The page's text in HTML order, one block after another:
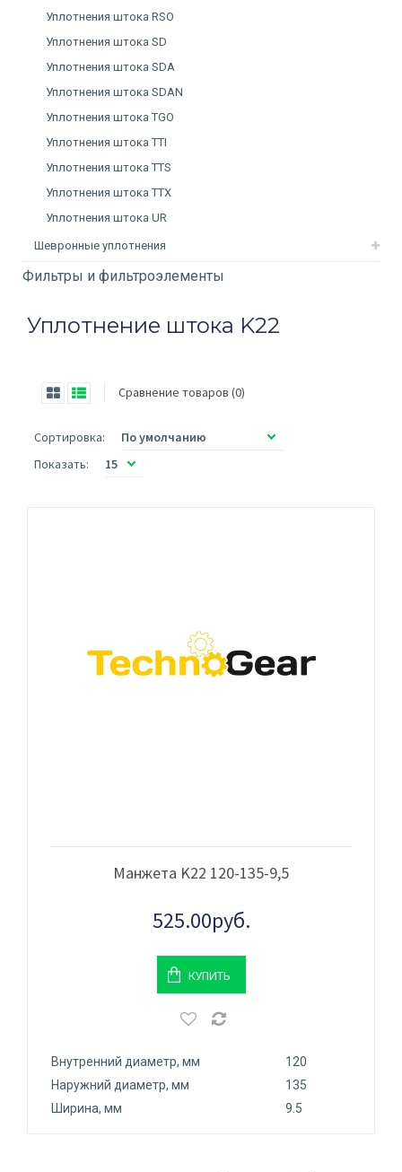
Уплотнения штока RSO
Уплотнения штока SD
Уплотнения штока SDA
Уплотнения штока SDAN
Уплотнения штока TGO
Уплотнения штока TTI
Уплотнения штока TTS
Уплотнения штока TTX
Уплотнения штока UR
Шевронные уплотнения
Фильтры и фильтроэлементы
Уплотнение штока K22
Сравнение товаров (0)
Сортировка:
Показать:
Манжета K22 120-135-9,5
525.00руб.
КУПИТЬ
Внутренний диаметр, мм
120
Наружний диаметр, мм
135
Ширина, мм
9.5